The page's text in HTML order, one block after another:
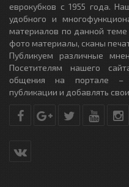
еврокубков с 1955 года.
удобного и
материалов по данной
фото материалы, сканы
Публикуем различные
Посетителям нашего
общения на портале –
публикации и добавлять